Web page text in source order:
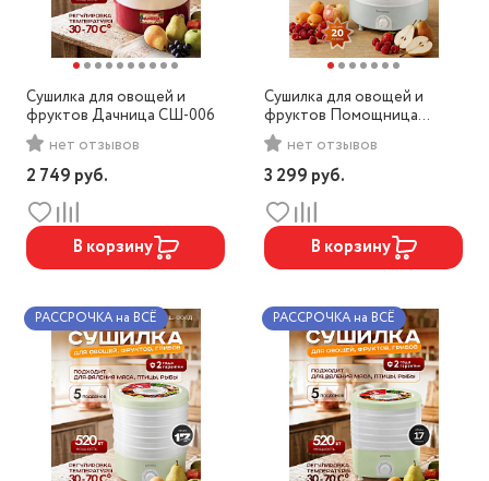
Сушилка для овощей и
фруктов Дачница СШ-006
нет отзывов
2 749 руб.
В корзину
Сушилка для овощей и
фруктов Помощница
СШ-008П белый/синий
нет отзывов
3 299 руб.
В корзину
РАССРОЧКА на ВСЁ РАССРОЧКА на ВСЁ